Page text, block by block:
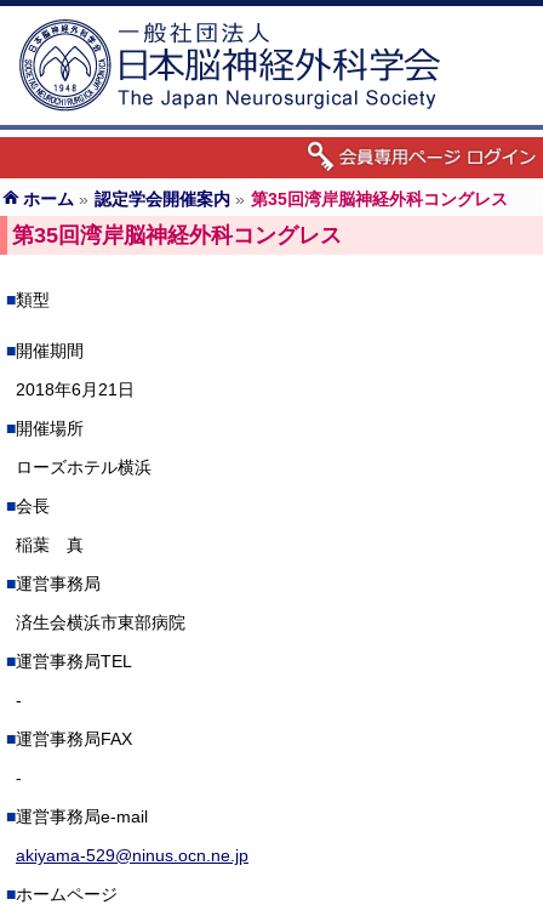
ホーム » 認定学会開催案内 » 第35回湾岸脳神経外科コングレス
第35回湾岸脳神経外科コングレス
類型
開催期間
2018年6月21日
開催場所
ローズホテル横浜
会長
稲葉 真
運営事務局
済生会横浜市東部病院
運営事務局TEL
-
運営事務局FAX
-
運営事務局e-mail
akiyama-529@ninus.ocn.ne.jp
ホームページ